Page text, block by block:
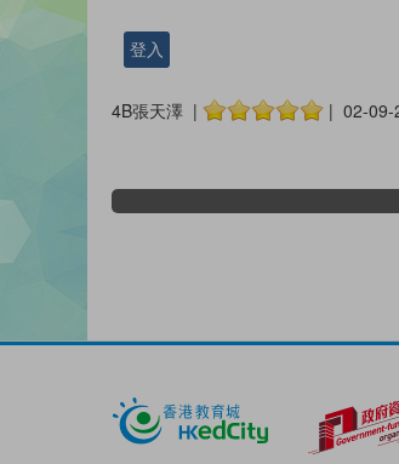
登入
4B張天澤 | | 02-09-